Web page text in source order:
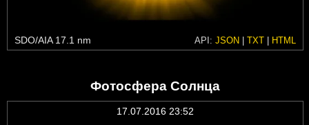
SDO/AIA 17.1 nm API: JSON | TXT | HTML
Фотосфера Солнца
17.07.2016 23:52